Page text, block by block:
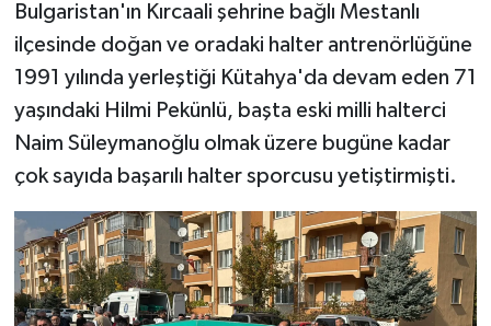
Bulgaristan'ın Kırcaali şehrine bağlı Mestanlı
ilçesinde doğan ve oradaki halter antrenörlüğüne
1991 yılında yerleştiği Kütahya'da devam eden 71
yaşındaki Hilmi Pekünlü, başta eski milli halterci
Naim Süleymanoğlu olmak üzere bugüne kadar
çok sayıda başarılı halter sporcusu yetiştirmişti.